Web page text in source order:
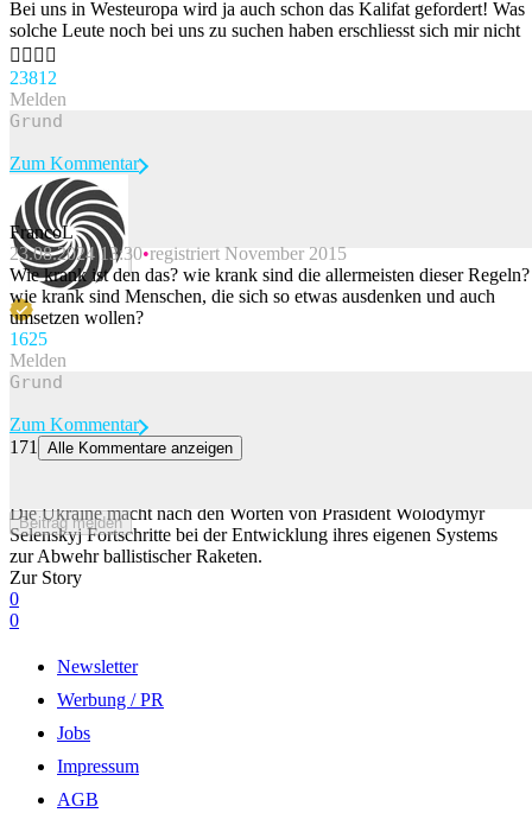
Bei uns in Westeuropa wird ja auch schon das Kalifat gefordert! Was
solche Leute noch bei uns zu suchen haben erschliesst sich mir nicht
🤷‍♂️🤷‍♂️
23812
Melden
Beitrag melden
Zum Kommentar
FrancoL
23.08.2024 13:30 registriert November 2015
Wie krank ist den das? wie krank sind die allermeisten dieser Regeln?
wie krank sind Menschen, die sich so etwas ausdenken und auch
umsetzen wollen?
1625
Melden
Beitrag melden
Zum Kommentar
171
Alle Kommentare anzeigen
Die Ukraine macht nach den Worten von Präsident Wolodymyr
Selenskyj Fortschritte bei der Entwicklung ihres eigenen Systems
zur Abwehr ballistischer Raketen.
Zur Story
0
0
Newsletter
Werbung / PR
Jobs
Impressum
AGB